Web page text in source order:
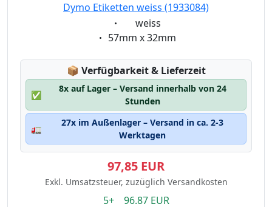
Dymo Etiketten weiss (1933084)
Eigenschaft:
weiss
Eigenschaft:
57mm x 32mm
📦 Lagerstatus:
Verfügbarkeit & Lieferzeit
✅
8x auf Lager – Versand innerhalb von 24
Stunden
🚛
27x im Außenlager – Versand in ca. 2-3
Werktagen
97,85 EUR
Exkl. Umsatzsteuer, zuzüglich Versandkosten
5+ 96.87 EUR